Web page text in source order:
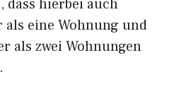
dass hierbei auch
eine Wohnung und
als zwei Wohnungen